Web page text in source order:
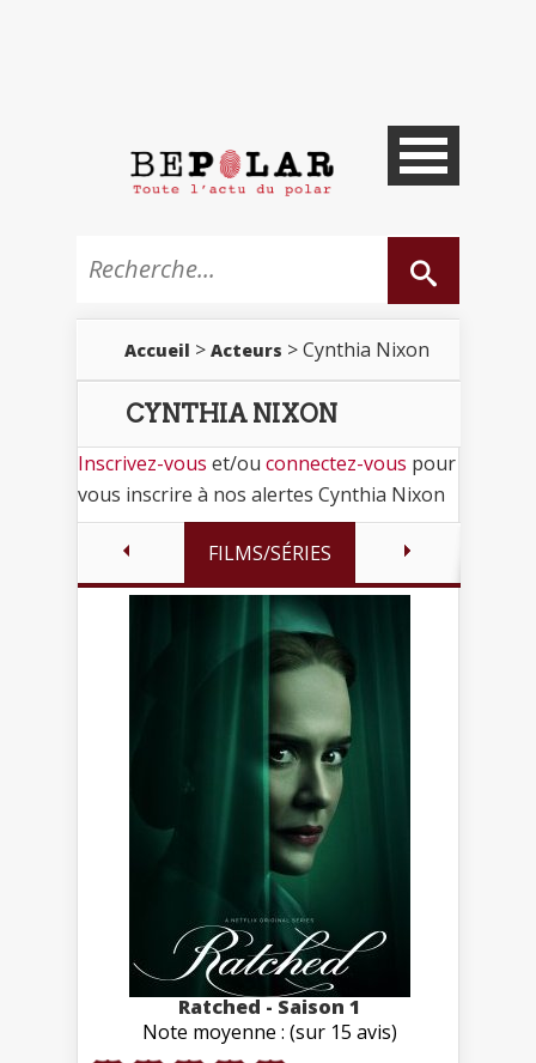
Accueil > Acteurs > Cynthia Nixon
CYNTHIA NIXON
Inscrivez-vous et/ou connectez-vous pour
vous inscrire à nos alertes Cynthia Nixon
FILMS/SÉRIES
Ratched - Saison 1
Note moyenne : (sur 15 avis)